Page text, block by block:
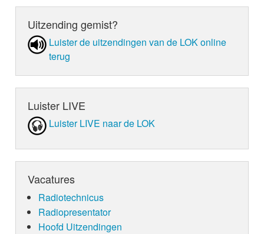
Uitzending gemist?
Luister de uit­zen­din­gen van de LOK online
terug
Luister LIVE
Luister LIVE naar de LOK
Vacatures
Radiotechnicus
Radiopresentator
Hoofd Uitzendingen